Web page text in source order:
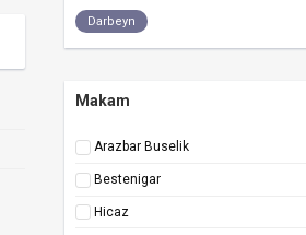
Darbeyn
Makam
Arazbar Buselik
Bestenigar
Hicaz